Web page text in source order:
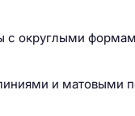
с округлыми
и матовыми